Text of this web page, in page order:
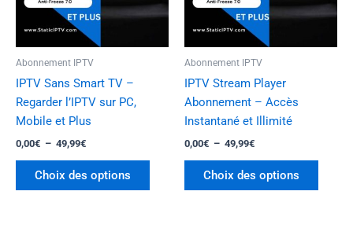
Abonnement IPTV
IPTV Sans Smart TV –
Regarder l’IPTV sur PC,
Mobile et Plus
0,00€ – 49,99€
Choix des options
options
Abonnement IPTV
IPTV Stream Player
Abonnement – Accès
Instantané et Illimité
0,00€ – 49,99€
Choix des options